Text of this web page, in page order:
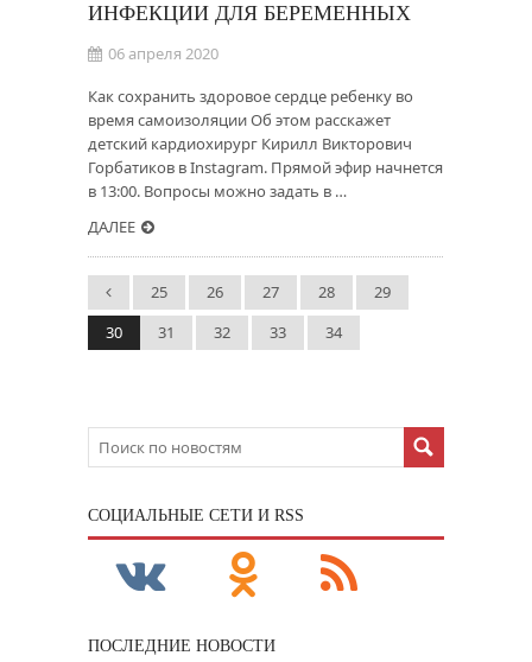
ИНФЕКЦИИ ДЛЯ БЕРЕМЕННЫХ
06 апреля 2020
Как сохранить здоровое сердце ребенку во
время самоизоляции Об этом расскажет
детский кардиохирург Кирилл Викторович
Горбатиков в Instagram. Прямой эфир начнется
в 13:00. Вопросы можно задать в …
ДАЛЕЕ
25 26 27 28
29
30
31 32 33 34
CОЦИАЛЬНЫЕ СЕТИ И RSS
ПОСЛЕДНИЕ НОВОСТИ